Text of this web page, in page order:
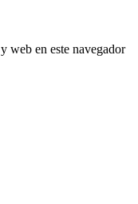
web en este navegador